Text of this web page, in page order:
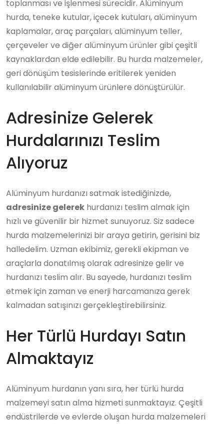
toplanması ve işlenmesi sürecidir. Alüminyum
hurda, teneke kutular, içecek kutuları, alüminyum
kaplamalar, araç parçaları, alüminyum teller,
çerçeveler ve diğer alüminyum ürünler gibi çeşitli
kaynaklardan elde edilebilir. Bu hurda malzemeler,
geri dönüşüm tesislerinde eritilerek yeniden
kullanılabilir alüminyum ürünlere dönüştürülür.
Adresinize Gelerek
Hurdalarınızı Teslim
Alıyoruz
Alüminyum hurdanızı satmak istediğinizde,
adresinize gelerek hurdanızı teslim almak için
hızlı ve güvenilir bir hizmet sunuyoruz. Siz sadece
hurda malzemelerinizi bir araya getirin, gerisini biz
halledelim. Uzman ekibimiz, gerekli ekipman ve
araçlarla donatılmış olarak adresinize gelir ve
hurdanızı teslim alır. Bu sayede, hurdanızı teslim
etmek için zaman ve enerji harcamanıza gerek
kalmadan satışınızı gerçekleştirebilirsiniz.
Her Türlü Hurdayı Satın
Almaktayız
Alüminyum hurdanın yanı sıra, her türlü hurda
malzemeyi satın alma hizmeti sunmaktayız. Çeşitli
endüstrilerde ve evlerde oluşan hurda malzemeleri